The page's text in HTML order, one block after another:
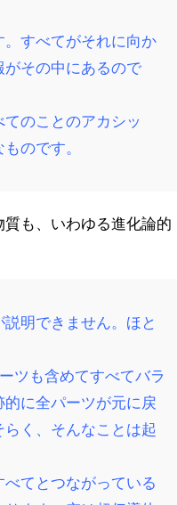
すべてがそれに向か
がその中にあるので
のことのアカシッ
のです。
も、いわゆる進化論的
明できません。ほと
ツも含めてすべてバラ
に全パーツが元に戻
く、そんなことは起
てとつながっている